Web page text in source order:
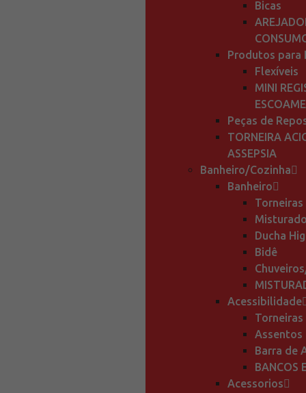
Bicas
Produtos para
Flexíveis
MINI
Peças de
TORNEIRA
ASSEPSIA
Banheiro/Cozinha
Banheiro
Torneiras
Ducha
Bidê
Acessibilidade
Torneiras
Assentos
Barra de
BANCOS
Acessorios